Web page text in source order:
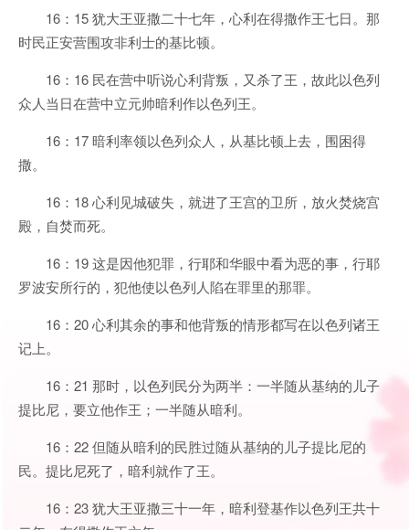
16：15 犹大王亚撒二十七年，心利在得撒作王七日。那
时民正安营围攻非利士的基比顿。
16：16 民在营中听说心利背叛，又杀了王，故此以色列
众人当日在营中立元帅暗利作以色列王。
16：17 暗利率领以色列众人，从基比顿上去，围困得
撒。
16：18 心利见城破失，就进了王宫的卫所，放火焚烧宫
殿，自焚而死。
16：19 这是因他犯罪，行耶和华眼中看为恶的事，行耶
罗波安所行的，犯他使以色列人陷在罪里的那罪。
16：20 心利其余的事和他背叛的情形都写在以色列诸王
记上。
16：21 那时，以色列民分为两半：一半随从基纳的儿子
提比尼，要立他作王；一半随从暗利。
16：22 但随从暗利的民胜过随从基纳的儿子提比尼的
民。提比尼死了，暗利就作了王。
16：23 犹大王亚撒三十一年，暗利登基作以色列王共十